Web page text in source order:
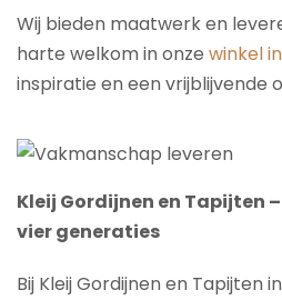
Wij bieden maatwerk en
harte welkom in onze winkel
inspiratie en een vrijblijvende
Kleij Gordijnen en Tapijten
vier generaties
Bij Kleij Gordijnen en Tapijten